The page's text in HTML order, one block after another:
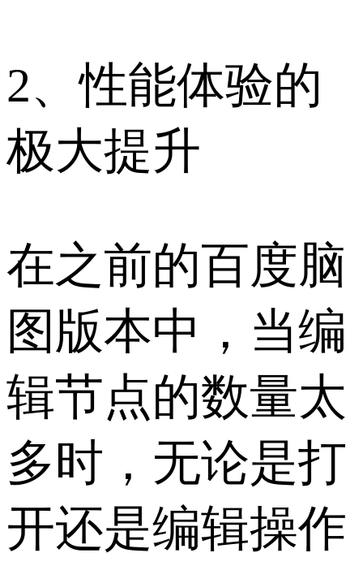
2、性能体验的
极大提升
在之前的百度脑
图版本中，当编
辑节点的数量太
多时，无论是打
开还是编辑操作